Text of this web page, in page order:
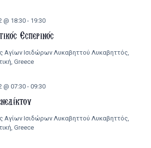
Εσπερινός
@ 18:30- 19:30
Αγίων Ισιδώρων Λυκαβηττού Λυκαβηττός,
Greece
@ 07:30- 09:30
Αγίων Ισιδώρων Λυκαβηττού Λυκαβηττός,
Greece